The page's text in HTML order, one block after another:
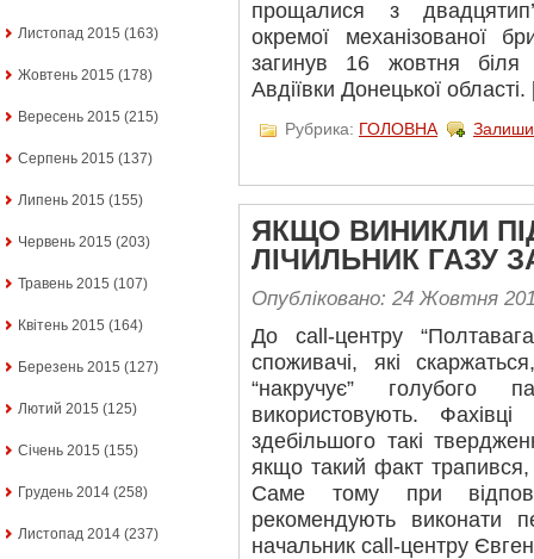
Листопад 2015 (163)
Жовтень 2015 (178)
Вересень 2015 (215)
Серпень 2015 (137)
Липень 2015 (155)
Червень 2015 (203)
Травень 2015 (107)
Квітень 2015 (164)
Березень 2015 (127)
Лютий 2015 (125)
Січень 2015 (155)
Грудень 2014 (258)
Листопад 2014 (237)
прощалися з
окремої механізованої
загинув 16 жовтня
Авдіївки Донецької
Рубрика: ГОЛОВНА
ЯКЩО ВИНИКЛИ
ЛІЧИЛЬНИК ГАЗУ
Опубліковано: 24 Жовтня
До call-центру
споживачі, які
“накручує”
використовують.
здебільшого такі
якщо такий факт трапився,
Саме тому при
рекомендують виконати
начальник call-центру